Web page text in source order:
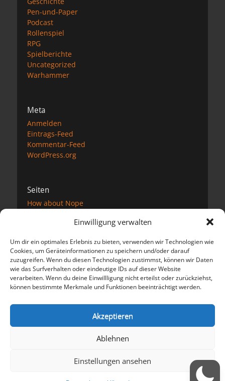
Einwilligung verwalten
Um dir ein optimales Erlebnis zu bieten, verwenden wir Technologien wie
Cookies, um Geräteinformationen zu speichern und/oder darauf
zuzugreifen. Wenn du diesen Technologien zustimmst, können wir Daten
wie das Surfverhalten oder eindeutige IDs auf dieser Website
verarbeiten. Wenn du deine Einwillligung nicht erteilst oder zurückziehst,
können bestimmte Merkmale und Funktionen beeinträchtigt werden.
Akzeptieren
Ablehnen
Einstellungen ansehen
Pen-und-Paper
Podcast
Rollenspiel
RPG
Spielberichte
Uncategorized
Warhammer
Meta
Anmelden
Eintrags-Feed
Kommentar-Feed
WordPress.org
Seiten
How about Nope
Datenschutzerklärung
Links
Podcast
Unterstützung